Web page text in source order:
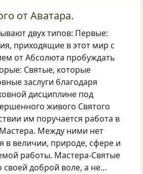
от Аватара.
двух типов: Первые:
приходящие в этот мир с
от Абсолюта пробуждать
Святые, которые
заслуги благодаря
дисциплине под
живого Святого
им поручается работа в
Мастера. Между ними нет
в величии, природе, сфере и
работы. Мастера-Святые
своей доброй воле, а не…